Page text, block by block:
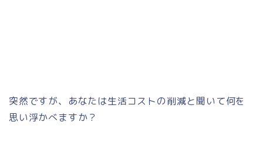
突然ですが、あなたは生活コストの削減と聞いて何を
思い浮かべますか？